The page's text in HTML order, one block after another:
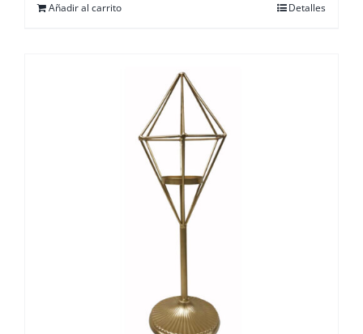
Añadir al carrito Detalles